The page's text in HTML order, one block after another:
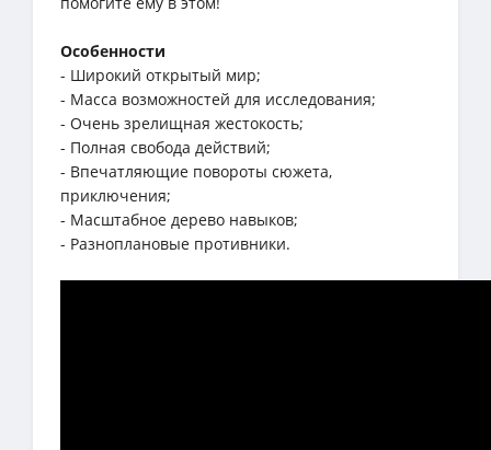
Особенности
- Широкий открытый мир;
- Масса возможностей для исследования;
- Очень зрелищная жестокость;
- Полная свобода действий;
- Впечатляющие повороты сюжета,
приключения;
- Масштабное дерево навыков;
- Разноплановые противники.